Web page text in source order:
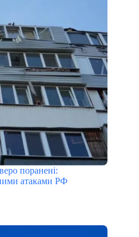
поранені:
атаками РФ